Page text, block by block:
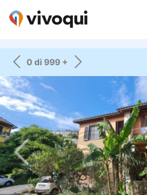
0 di 999 +